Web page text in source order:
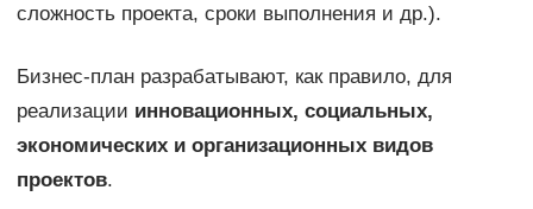
сложность проекта, сроки выполнения и др.).
Бизнес-план разрабатывают, как правило, для
реализации инновационных, социальных,
экономических и организационных видов
проектов.